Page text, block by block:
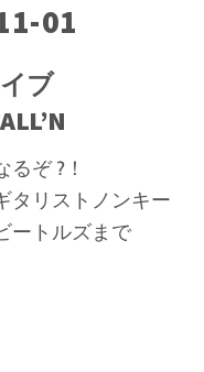
01
ブ
ぞ ?！
タリストノンキー
ートルズまで